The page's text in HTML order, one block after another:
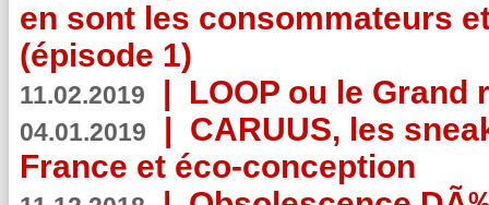
en sont les consommateurs
(épisode 1)
11.02.2019 | LOOP ou le Grand
04.01.2019 | CARUUS, les
France et éco-conception